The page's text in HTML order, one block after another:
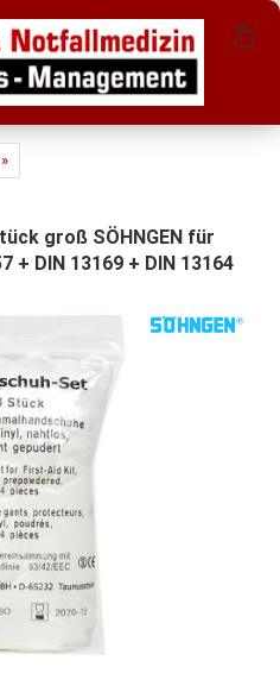
groß SÖHNGEN für
+ DIN 13169 + DIN 13164